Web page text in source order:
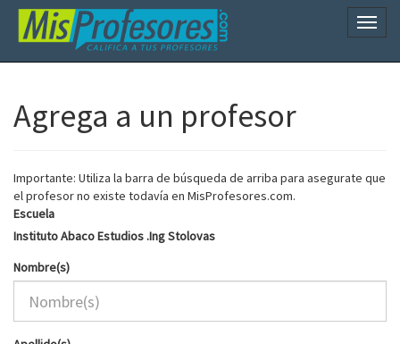
Agrega a un profesor
Importante: Utiliza la barra de búsqueda de arriba para asegurate que
el profesor no existe todavía en MisProfesores.com.
Escuela
Instituto Abaco Estudios .Ing Stolovas
Nombre(s)